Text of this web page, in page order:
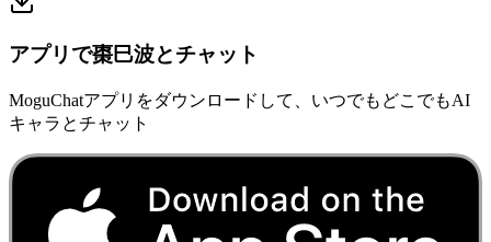
アプリで棗巳波とチャット
MoguChatアプリをダウンロードして、いつでもどこでもAI
キャラとチャット